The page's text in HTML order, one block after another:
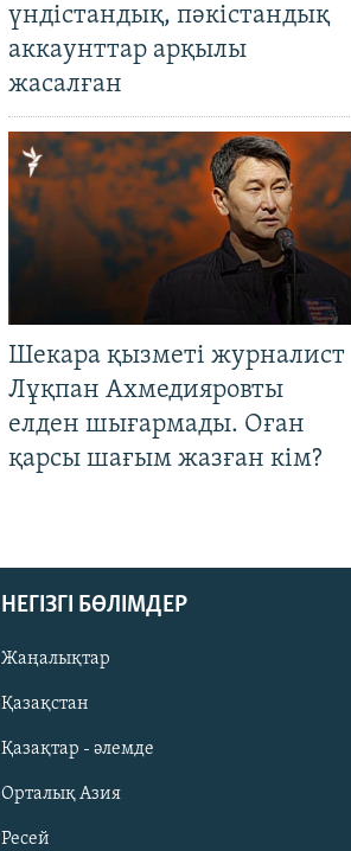
үндістандық, пәкістандық
аккаунттар арқылы
жасалған
Шекара қызметі журналист
Лұқпан Ахмедияровты
елден шығармады. Оған
қарсы шағым жазған кім?
НЕГІЗГІ БӨЛІМДЕР
Жаңалықтар
Қазақстан
Қазақтар - әлемде
Орталық Азия
Ресей